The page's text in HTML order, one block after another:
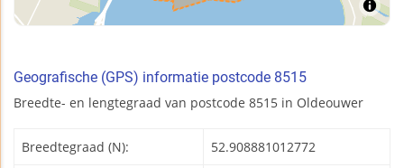
Geografische (GPS) informatie postcode 8515
Breedte- en lengtegraad van postcode 8515 in Oldeouwer
Breedtegraad (N): 52.908881012772